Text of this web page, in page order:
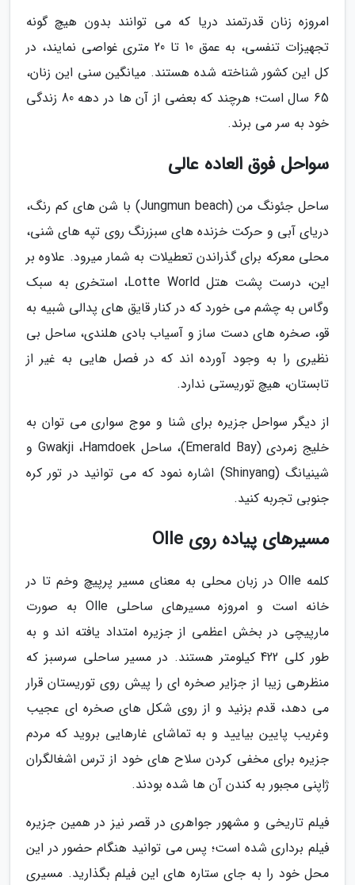
امروزه زنان قدرتمند دریا که می توانند بدون هیچ گونه
تجهیزات تنفسی، به عمق 10 تا 20 متری غواصی نمایند، در
کل این کشور شناخته شده هستند. میانگین سنی این زنان،
65 سال است؛ هرچند که بعضی از آن ها در دهه 80 زندگی
خود به سر می برند.
سواحل فوق العاده عالی
ساحل جئونگ من (Jungmun beach) با شن های کم رنگ،
دریای آبی و حرکت خزنده های سبزرنگ روی تپه های شنی،
محلی معرکه برای گذراندن تعطیلات به شمار میرود. علاوه بر
این، درست پشت هتل Lotte World، استخری به سبک
وگاس به چشم می خورد که در کنار قایق های پدالی شبیه به
قو، صخره های دست ساز و آسیاب بادی هلندی، ساحل بی
نظیری را به وجود آورده اند که در فصل هایی به غیر از
تابستان، هیچ توریستی ندارد.
از دیگر سواحل جزیره برای شنا و موج سواری می توان به
خلیج زمردی (Emerald Bay)، ساحل Gwakji ،Hamdoek و
شینیانگ (Shinyang) اشاره نمود که می توانید در تور کره
جنوبی تجربه کنید.
مسیرهای پیاده روی Olle
کلمه Olle در زبان محلی به معنای مسیر پرپیچ وخم تا در
خانه است و امروزه مسیرهای ساحلی Olle به صورت
مارپیچی در بخش اعظمی از جزیره امتداد یافته اند و به
طور کلی 422 کیلومتر هستند. در مسیر ساحلی سرسبز که
منظرهی زیبا از جزایر صخره ای را پیش روی توریستان قرار
می دهد، قدم بزنید و از روی شکل های صخره ای عجیب
وغریب پایین بیایید و به تماشای غارهایی بروید که مردم
جزیره برای مخفی کردن سلاح های خود از ترس اشغالگران
ژاپنی مجبور به کندن آن ها شده بودند.
فیلم تاریخی و مشهور جواهری در قصر نیز در همین جزیره
فیلم برداری شده است؛ پس می توانید هنگام حضور در این
محل خود را به جای ستاره های این فیلم بگذارید. مسیری